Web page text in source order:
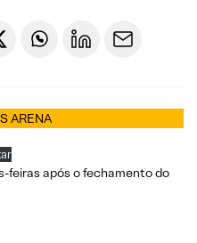
ARENA
feiras após o fechamento do